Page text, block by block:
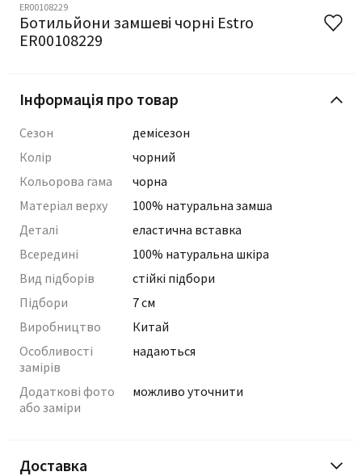
ER00108229
Ботильйони замшеві чорні Estro
ER00108229
Інформація про товар
Сезон
демісезон
Колір
чорний
Кольорова гама
чорна
Матеріал верху
100% натуральна замша
Деталі
еластична вставка
Всередині
100% натуральна шкіра
Вид підборів
стійкі підбори
Підбори
7 см
Виробництво
Китай
Особливості
замірів
надаються
Додаткові фото
або заміри
можливо уточнити
Доставка